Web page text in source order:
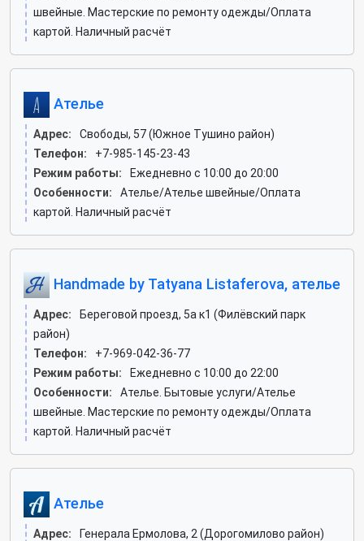
швейные. Мастерские по ремонту одежды/Оплата
картой. Наличный расчёт
Ателье
Адрес:
Свободы, 57 (Южное Тушино район)
Телефон:
+7-985-145-23-43
Режим работы:
Ежедневно с 10:00 до 20:00
Особенности:
Ателье/Ателье швейные/Оплата
картой. Наличный расчёт
Handmade by Tatyana Listaferova, ателье
Адрес:
Береговой проезд, 5а к1 (Филёвский парк
район)
Телефон:
+7-969-042-36-77
Режим работы:
Ежедневно с 10:00 до 22:00
Особенности:
Ателье. Бытовые услуги/Ателье
швейные. Мастерские по ремонту одежды/Оплата
картой. Наличный расчёт
Ателье
Адрес:
Генерала Ермолова, 2 (Дорогомилово район)